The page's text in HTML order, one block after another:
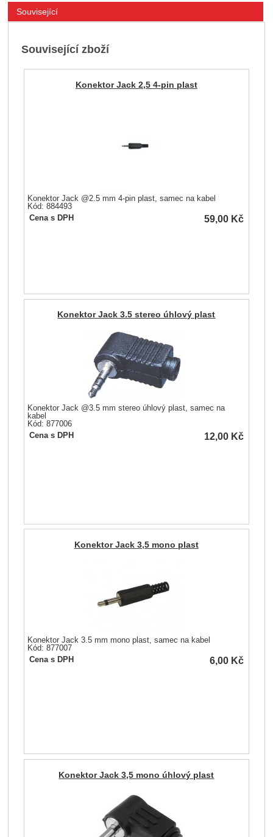
Související
Související zboží
Konektor Jack 2,5 4-pin plast
Konektor Jack @2.5 mm 4-pin plast, samec na kabel
Kód: 884493
Cena s DPH
59,00 Kč
Konektor Jack 3.5 stereo úhlový plast
Konektor Jack @3.5 mm stereo úhlový plast, samec na
kabel
Kód: 877006
Cena s DPH
12,00 Kč
Konektor Jack 3,5 mono plast
Konektor Jack 3.5 mm mono plast, samec na kabel
Kód: 877007
Cena s DPH
6,00 Kč
Konektor Jack 3,5 mono úhlový plast